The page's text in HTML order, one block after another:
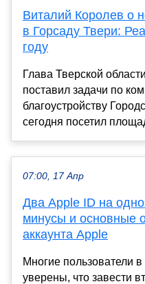
Виталий Королев о
в Горсаду Твери:
году
Глава Тверской
поставил задачи по
благоустройству
сегодня посетил
07:00, 17 Апр
Два Apple ID на
минусы и основные
аккаунта Apple
Многие пользователи
уверены, что завести